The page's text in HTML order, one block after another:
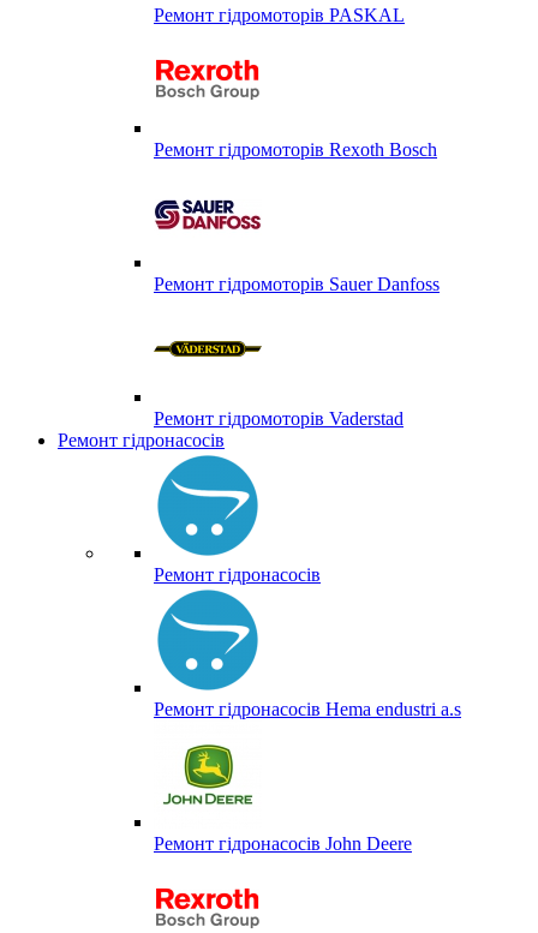
Ремонт гідромоторів PASKAL
Ремонт гідромоторів Rexoth Bosch
Ремонт гідромоторів Sauer Danfoss
Ремонт гідромоторів Vaderstad
Ремонт гідронасосів
Ремонт гідронасосів
Ремонт гідронасосів Hema endustri a.s
Ремонт гідронасосів John Deere